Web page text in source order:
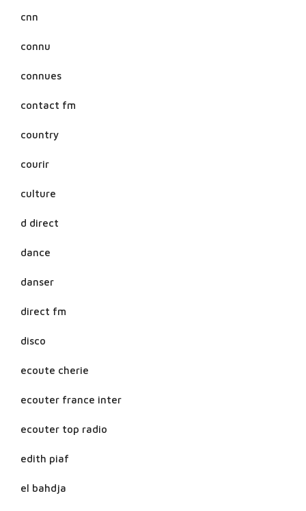
cnn
connu
connues
contact fm
country
courir
culture
d direct
dance
danser
direct fm
disco
ecoute cherie
ecouter france inter
ecouter top radio
edith piaf
el bahdja